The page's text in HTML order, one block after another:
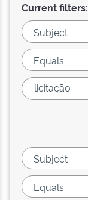
Current filters: